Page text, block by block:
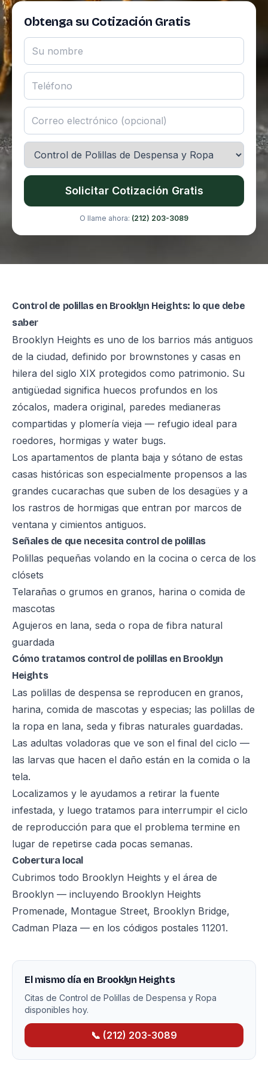
Obtenga su Cotización Gratis
Solicitar Cotización Gratis
O llame ahora: (212) 203-3089
Control de polillas en Brooklyn Heights: lo que debe
saber
Brooklyn Heights es uno de los barrios más antiguos
de la ciudad, definido por brownstones y casas en
hilera del siglo XIX protegidos como patrimonio. Su
antigüedad significa huecos profundos en los
zócalos, madera original, paredes medianeras
compartidas y plomería vieja — refugio ideal para
roedores, hormigas y water bugs.
Los apartamentos de planta baja y sótano de estas
casas históricas son especialmente propensos a las
grandes cucarachas que suben de los desagües y a
los rastros de hormigas que entran por marcos de
ventana y cimientos antiguos.
Señales de que necesita control de polillas
Polillas pequeñas volando en la cocina o cerca de los
clósets
Telarañas o grumos en granos, harina o comida de
mascotas
Agujeros en lana, seda o ropa de fibra natural
guardada
Cómo tratamos control de polillas en Brooklyn
Heights
Las polillas de despensa se reproducen en granos,
harina, comida de mascotas y especias; las polillas de
la ropa en lana, seda y fibras naturales guardadas.
Las adultas voladoras que ve son el final del ciclo —
las larvas que hacen el daño están en la comida o la
tela.
Localizamos y le ayudamos a retirar la fuente
infestada, y luego tratamos para interrumpir el ciclo
de reproducción para que el problema termine en
lugar de repetirse cada pocas semanas.
Cobertura local
Cubrimos todo Brooklyn Heights y el área de
Brooklyn — incluyendo Brooklyn Heights
Promenade, Montague Street, Brooklyn Bridge,
Cadman Plaza — en los códigos postales 11201.
El mismo día en Brooklyn Heights
Citas de Control de Polillas de Despensa y Ropa
disponibles hoy.
📞 (212) 203-3089